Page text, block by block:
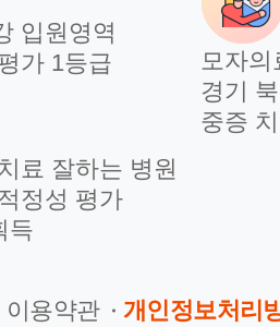
입원영역
가 1등급
모자
경기
중증
료 잘하는 병원
정성 평가
득
이용약관
개인정보처리